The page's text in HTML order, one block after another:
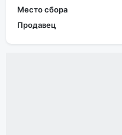
Место сбора
Продавец